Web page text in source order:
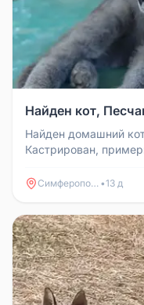
Найден кот,
Найден домашний
Кастрирован,
Симферополь •13 д